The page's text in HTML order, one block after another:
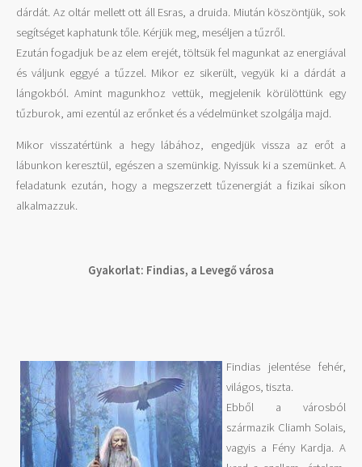
dárdát. Az oltár mellett ott áll Esras, a druida. Miután köszöntjük, sok
segítséget kaphatunk tőle. Kérjük meg, meséljen a tűzről.
Ezután fogadjuk be az elem erejét, töltsük fel magunkat az energiával
és váljunk eggyé a tűzzel. Mikor ez sikerült, vegyük ki a dárdát a
lángokból. Amint magunkhoz vettük, megjelenik körülöttünk egy
tűzburok, ami ezentúl az erőnket és a védelmünket szolgálja majd.
Mikor visszatértünk a hegy lábához, engedjük vissza az erőt a
lábunkon keresztül, egészen a szemünkig. Nyissuk ki a szemünket. A
feladatunk ezután, hogy a megszerzett tűzenergiát a fizikai síkon
alkalmazzuk.
Gyakorlat: Findias, a Levegő városa
Findias jelentése fehér,
világos, tiszta.
Ebből a városból
származik Cliamh Solais,
vagyis a Fény Kardja. A